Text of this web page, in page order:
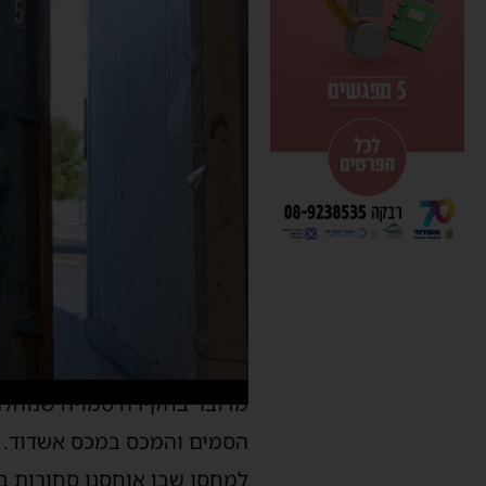
מדובר בחקירה סמויה
הסמים והמכס במכס אשדוד.
למחסן שבו אוחסנו סחורות